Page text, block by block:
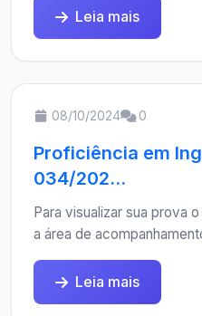
Leia mais
08/10/2024 0
Proficiência em
034/202...
Para visualizar sua prova
a área de
Leia mais